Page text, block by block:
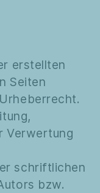
erstellten
Seiten
Verwertung
schriftlichen
bzw.